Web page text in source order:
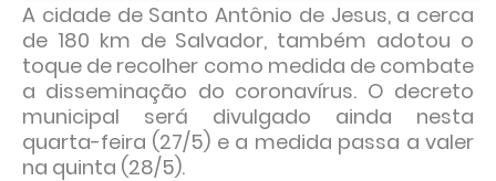
A cidade de Santo Antônio de Jesus, a cerca
de 180 km de Salvador, também adotou o
toque de recolher como medida de combate
a disseminação do coronavírus. O decreto
municipal será divulgado ainda nesta
quarta-feira (27/5) e a medida passa a valer
na quinta (28/5).